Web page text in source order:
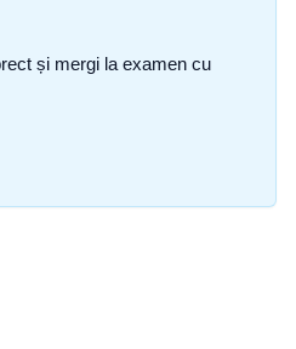
și mergi la examen cu